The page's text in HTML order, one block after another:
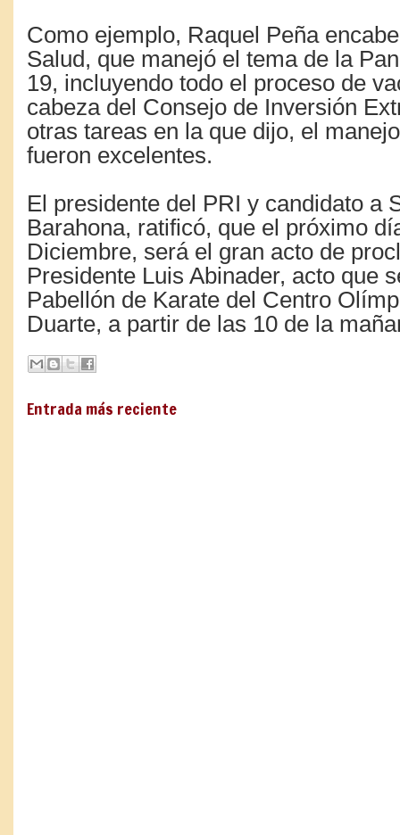
Como ejemplo, Raquel Peña
Salud, que manejó el tema de la
19, incluyendo todo el proceso de
cabeza del Consejo de Inversión
otras tareas en la que dijo, el
fueron excelentes.
El presidente del PRI y candidato a
Barahona, ratificó, que el próximo
Diciembre, será el gran acto de
Presidente Luis Abinader, acto que
Pabellón de Karate del Centro
Duarte, a partir de las 10 de la
Entrada más reciente